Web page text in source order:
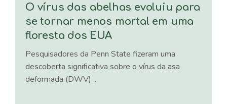
O vírus das abelhas evoluiu para
se tornar menos mortal em uma
floresta dos EUA
Pesquisadores da Penn State fizeram uma
descoberta significativa sobre o vírus da asa
deformada (DWV) ...